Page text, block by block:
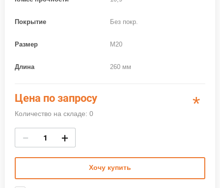
Покрытие Без покр.
Размер M20
Длина 260 мм
Цена по запросу
Количество на складе: 0 *
− +
Хочу купить